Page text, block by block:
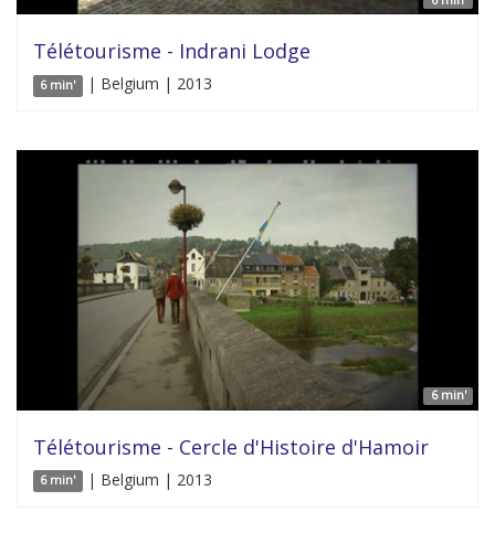
Télétourisme - Indrani Lodge
6 min' | Belgium | 2013
6 min'
Télétourisme - Cercle d'Histoire d'Hamoir
6 min' | Belgium | 2013